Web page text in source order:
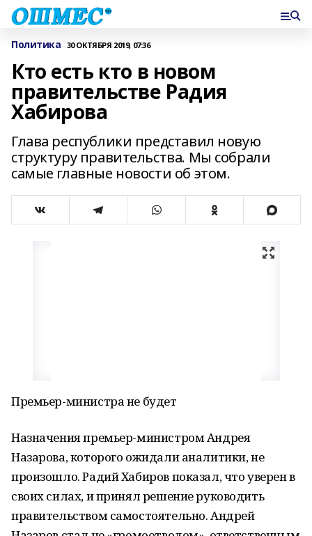
Политика 30 ОКТЯБРЯ 2019, 07:36
Кто есть кто в новом
правительстве Радия
Хабирова
Глава республики представил новую
структуру правительства. Мы собрали
самые главные новости об этом.
Премьер-министра не будет
Назначения премьер-министром Андрея
Назарова, которого ожидали аналитики, не
произошло. Радий Хабиров показал, что уверен в
своих силах, и принял решение руководить
правительством самостоятельно. Андрей